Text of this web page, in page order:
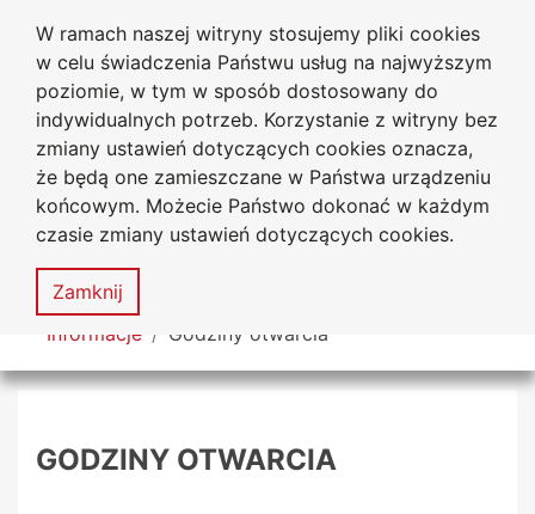
W ramach naszej witryny stosujemy pliki cookies
w celu świadczenia Państwu usług na najwyższym
poziomie, w tym w sposób dostosowany do
indywidualnych potrzeb. Korzystanie z witryny bez
zmiany ustawień dotyczących cookies oznacza,
że będą one zamieszczane w Państwa urządzeniu
końcowym. Możecie Państwo dokonać w każdym
czasie zmiany ustawień dotyczących cookies.
Zamknij
Przejdź do głównego menu
Przejdź do treści
Przejdź do wyszukiwarki
Przejdź do mapy serwisu
Biblioteka Uniwersytecka
Uniwersytetu Jana Długosza
w Częstochowie
Deklaracja
dostępności
Mapa
serwisu
MENU
Tutaj jesteś
Informacje Godziny otwarcia
GODZINY OTWARCIA